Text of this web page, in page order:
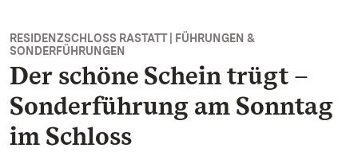
RESIDENZSCHLOSS RASTATT | FÜHRUNGEN &
SONDERFÜHRUNGEN
Der schöne Schein trügt –
Sonderführung am Sonntag
im Schloss